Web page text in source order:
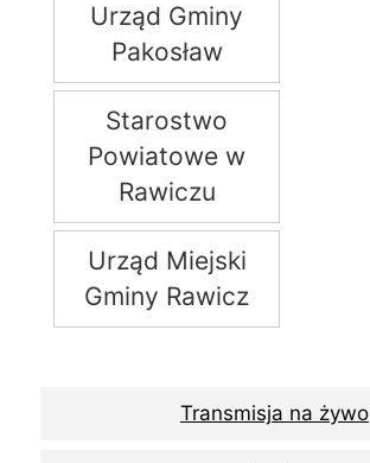
Urząd Gminy
Pakosław
Starostwo
Powiatowe w
Rawiczu
Urząd Miejski
Gminy Rawicz
Transmisja na żywo